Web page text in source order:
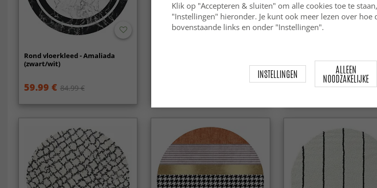
Rond vloerkleed - Amaliada
(zwart/wit)
59.99 € 84.99 €
-40%
(zwart/wit)
109.99 €
Klik op "Accepteren & sluiten" om alle cookies toe te
"Instellingen" hieronder. Je kunt ook meer lezen over hoe
bovenstaande links en onder "Instellingen".
INSTELLINGEN ALLEEN
NOODZAKELIJKE